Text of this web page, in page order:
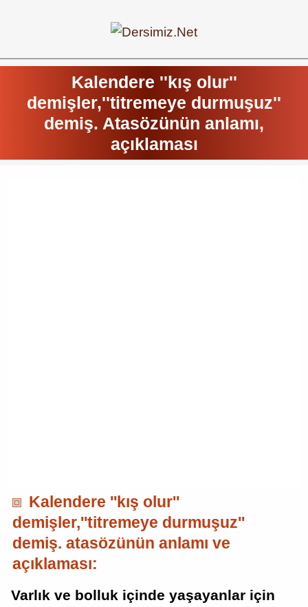
Kalendere ''kış olur''
demişler,''titremeye durmuşuz''
demiş. Atasözünün anlamı,
açıklaması
Kalendere ''kış olur''
demişler,''titremeye durmuşuz''
demiş. atasözünün anlamı ve
açıklaması:
Varlık ve bolluk içinde yaşayanlar için